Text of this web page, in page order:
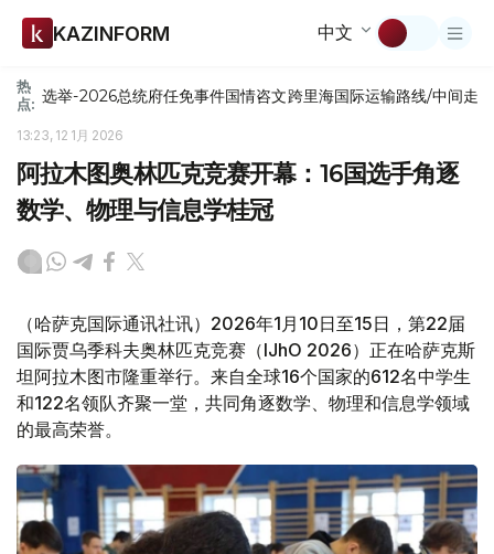
KAZINFORM 中文
热
点: 选举-2026总统府任免事件国情咨文跨里海国际运输路线/中间走廊
13:23, 12 1月 2026
阿拉木图奥林匹克竞赛开幕：16国选手角逐
数学、物理与信息学桂冠
（哈萨克国际通讯社讯）2026年1月10日至15日，第22届
国际贾乌季科夫奥林匹克竞赛（IJhO 2026）正在哈萨克斯
坦阿拉木图市隆重举行。来自全球16个国家的612名中学生
和122名领队齐聚一堂，共同角逐数学、物理和信息学领域
的最高荣誉。